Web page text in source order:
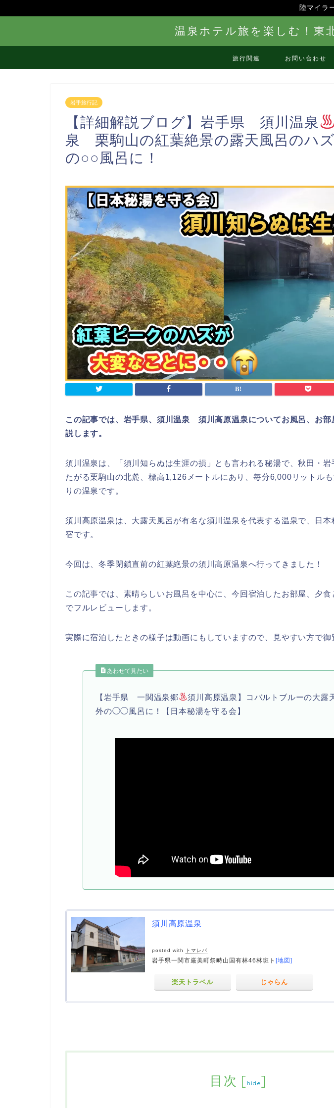
陸マイラ
温泉ホテル旅を楽しむ！東
旅行関連 お問い合わせ
岩手旅行記
【詳細解説ブログ】岩手県 須川温泉
泉 栗駒山の紅葉絶景の露天風呂のハ
の○○風呂に！
この記事では、岩手県、須川温泉 須川高原温泉についてお風呂、お部
説します。
須川温泉は、「須川知らぬは生涯の損」とも言われる秘湯で、秋田・岩
たがる栗駒山の北麓、標高1,126メートルにあり、毎分6,000リットル
りの温泉です。
須川高原温泉は、大露天風呂が有名な須川温泉を代表する温泉で、日本
宿です。
今回は、冬季閉鎖直前の紅葉絶景の須川高原温泉へ行ってきました！
この記事では、素晴らしいお風呂を中心に、今回宿泊したお部屋、夕
でフルレビューします。
実際に宿泊したときの様子は動画にもしていますので、見やすい方で御
あわせて見たい
【岩手県 一関温泉郷
須川高原温泉】コバルトブルーの大露
外の◯◯風呂に！【日本秘湯を守る会】
須川高原温泉
posted with トマレバ
岩手県一関市厳美町祭畤山国有林46林班ト [地図]
楽天トラベル じゃらん
目次 [ hide]